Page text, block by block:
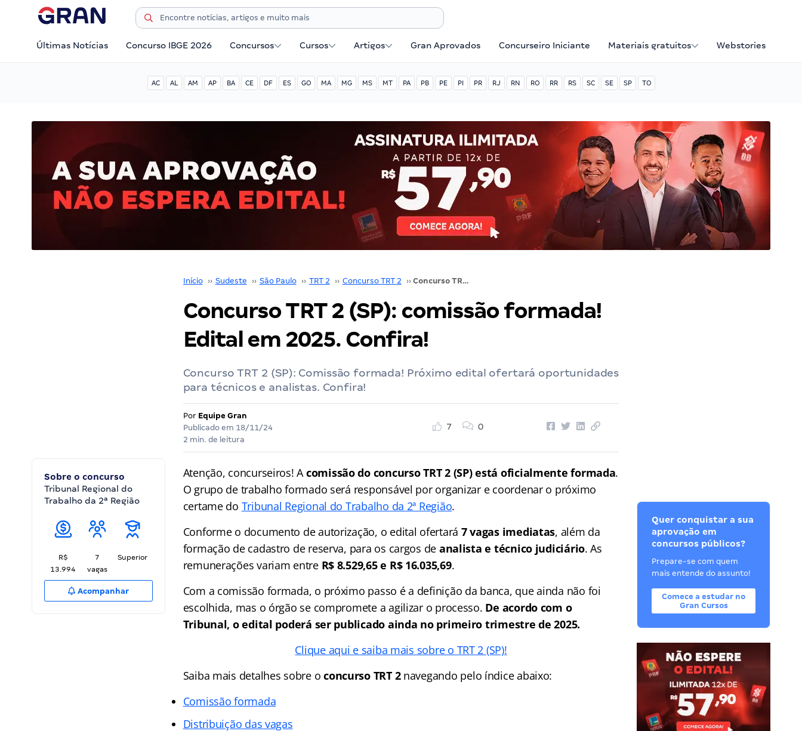
Últimas Notícias Concurso IBGE 2026 Concursos Cursos Artigos Gran Aprovados Concurseiro Iniciante Materiais gratuitos Webstories
AC AL AM AP BA CE DF ES GO MA MG MS MT PA PB PE PI PR RJ RN RO RR RS SC SE SP TO
Início ›› Sudeste ›› São Paulo ›› TRT 2 ›› Concurso TRT 2 ›› Concurso TRT 2 (SP): comissão formada! Edital em 2025. Confira!
Concurso TRT 2 (SP): comissão formada!
Edital em 2025. Confira!
Concurso TRT 2 (SP): Comissão formada! Próximo edital ofertará oportunidades
para técnicos e analistas. Confira!
Por Equipe Gran
Publicado em 18/11/24
2 min. de leitura
7 0
Sobre o concurso
Tribunal Regional do
Trabalho da 2ª Região
R$
13.994
7
vagas
Superior
Acompanhar
Atenção, concurseiros! Acomissão do concurso TRT 2 (SP) está oficialmente formada.
O grupo de trabalho formado será responsável por organizar e coordenar o próximo
certame do Tribunal Regional do Trabalho da 2ª Região.
Conforme o documento de autorização, o edital ofertará 7 vagas imediatas, além da
formação de cadastro de reserva, para os cargos de analista e técnico judiciário. As
remunerações variam entreR$ 8.529,65 e R$ 16.035,69.
Com a comissão formada, o próximo passo é a definição da banca, que ainda não foi
escolhida, mas o órgão se compromete a agilizar o processo. De acordo com o
Tribunal, o edital poderá ser publicado ainda no primeiro trimestre de 2025.
Clique aqui e saiba mais sobre o TRT 2 (SP)!
Saiba mais detalhes sobre oconcurso TRT 2navegando pelo índiceabaixo:
Comissão formada
Distribuição das vagas
Quer conquistar a sua
aprovação em
concursos públicos?
Prepare-se com quem
mais entende do assunto!
Comece a estudar no
Gran Cursos